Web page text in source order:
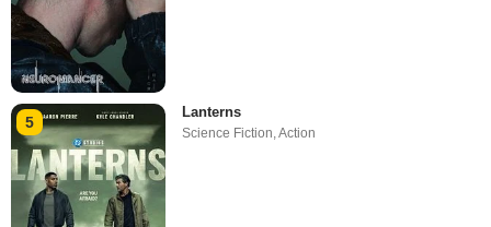
5
Lanterns
Science Fiction ,Action